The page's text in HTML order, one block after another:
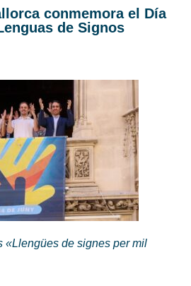
conmemora el Día
de Signos
«Llengües de signes per mil